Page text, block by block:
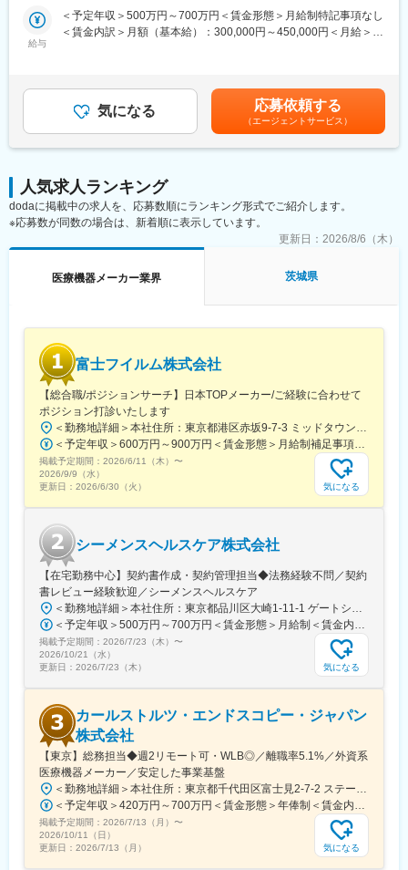
ネイティブのサービスローンチ直後にジョインいただくことにな
るため、まずはオンプレ環境の開発からお任せしますが、ゆくゆ
の上流工程からシステム開発に携わることもできます。
想定）
変更の範囲：会社の定める業務
集いたします。
も、どこでもカルテを確認が出来るように各種デバイスから確認
を出来るようにPJを発足いたしました。
・電子カルテと各部門システムを接続，情報連携するインターフ
ェイスアプリケーションの開発、障害発生時の調査
・クラウドカルテと院内部門システムを連携するサービスやAPI群
■ミッション：自社開発サービスの電子カルテをとりまく、医療機
総合的な医療情報サービスをお客様に届けること。
越えたメンバー構成です。
■業務イメージ：
Slack・GoogleWorkspace・Notionなどをコミュニケーションツ
ールとして活用し随時情報を共有し開発を進めていただきます。
■夜間勤務：
・定期メンテナンスなどで月に1-2回、30分から60分程度
※ご入社後は経験やスキルに応じてお任せしていく予定（半年前後
■開発環境：
・バックエンド・フロントエンド：C#
・IDE：Visual Studio VS Code
・課題管理など：JIRA、Bitbucket
・コミュニケーションツール：Slack、Google Meet
変更の範囲：会社の定める業務
給与
＜予定年収＞500万円～700万円＜賃金形態＞月給制特記事項なし
＜賃金内訳＞月額（基本給）：300,000円～450,000円＜月給＞
までも目安の金額であり、選考を通じて上下する可能性がありま
す。月給(月額)は固定手当を含めた表記です。
気になる 応募依頼する
（エージェントサービス）
人気求人ランキング
dodaに掲載中の求人を、応募数順にランキング形式でご紹介します。
※応募数が同数の場合は、新着順に表示しています。
更新日： 2026/8/6（木）
医療機器メーカー業界 茨城県
富士フイルム株式会社
【総合職/ポジションサーチ】日本TOPメーカー/ご経験に合わせて
ポジション打診いたします
＜勤務地詳細＞本社住所：東京都港区赤坂9-7-3 ミッドタウン・ウェスト勤務地最寄駅：東京メトロ日比谷線／都営大江戸線／六本木駅受動喫煙対策：敷地内全面禁煙変更の範囲：会社の定める事業所（リモートワーク含む）
＜予定年収＞600万円～900万円＜賃金形態＞月給制補足事項なし＜賃金内訳＞月額（基本給）：300,000円～500,000円＜月給＞300,000円～500,000円＜昇給有無＞有＜残業手当＞有賃金はあくまでも目安の金額であり、選考を通じて上下する可能性があります。月給(月額)は固定手当を含めた表記です。
掲載予定期間： 2026/6/11（木） 〜
2026/9/9（水）
更新日： 2026/6/30（火） 気になる
シーメンスヘルスケア株式会社
【在宅勤務中心】契約書作成・契約管理担当◆法務経験不問／契約
書レビュー経験歓迎／シーメンスヘルスケア
＜勤務地詳細＞本社住所：東京都品川区大崎1-11-1 ゲートシティ大崎ウエストタワー勤務地最寄駅：JR線／大崎駅受動喫煙対策：屋内全面禁煙変更の範囲：会社の定める事業所（リモートワーク含む）
＜予定年収＞500万円～700万円＜賃金形態＞月給制＜賃金内訳＞月額（基本給）：250,000円～500,000円＜月給＞250,000円～500,000円＜昇給有無＞有＜残業手当＞有＜給与補足＞※給与詳細は経験・能力・前職給与等を踏まえて決定致します。■昇給：年1回（10月）■賞与：年2回（6月・12月）賃金はあくまでも目安の金額であり、選考を通じて上下する可能性があります。月給(月額)は固定手当を含めた表記です。
掲載予定期間： 2026/7/23（木） 〜
2026/10/21（水）
更新日： 2026/7/23（木） 気になる
カールストルツ・エンドスコピー・ジャパン
株式会社
【東京】総務担当◆週2リモート可・WLB◎／離職率5.1%／外資系
医療機器メーカー／安定した事業基盤
＜勤務地詳細＞本社住所：東京都千代田区富士見2-7-2 ステージビルディング8F勤務地最寄駅：JR総武線／飯田橋駅受動喫煙対策：屋内全面禁煙変更の範囲：会社の定める事業所（リモートワーク含む）
＜予定年収＞420万円～700万円＜賃金形態＞年俸制＜賃金内訳＞年額（基本給）：3,319,800円～5,440,000円固定残業手当/月：73,350円～130,000円（固定残業時間30時間0分/月）超過した時間外労働の残業手当は追加支給＜月額＞350,000円～583,333円（12分割）（一律手当を含む）＜昇給有無＞有＜残業手当＞有＜給与補足＞※経験・能力・前職での給与を考慮し､当社規定により決定します。■パフォーマンスボーナス（個人実績連動／年1回■昇給：有（人事評価・会社業績に基づく）賃金はあくまでも目安の金額であり、選考を通じて上下する可能性があります。月給(月額)は固定手当を含めた表記です。
掲載予定期間： 2026/7/13（月） 〜
2026/10/11（日）
更新日： 2026/7/13（月） 気になる